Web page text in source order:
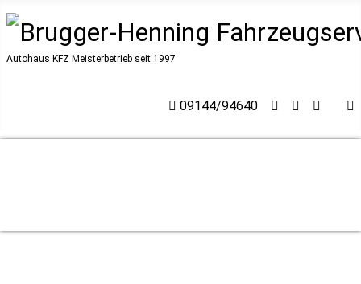
Autohaus KFZ Meisterbetrieb seit 1997
09144/94640